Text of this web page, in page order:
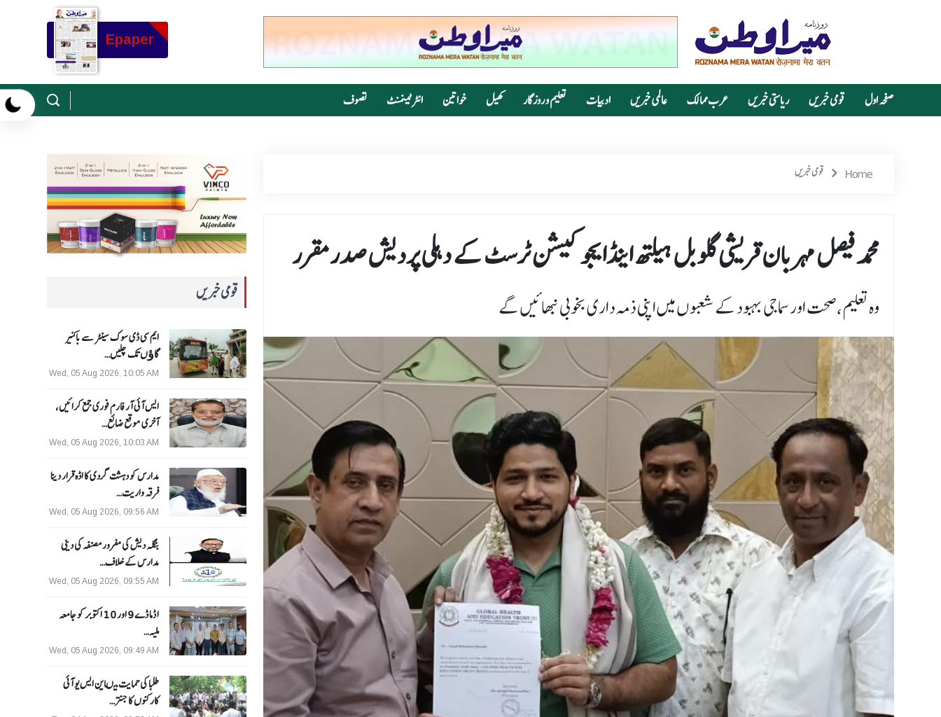
Epaper
صفحہ اول قومی خبریں ریاستی خبریں عرب ممالک عالمی خبریں ادبیات تعلیم و روزگار کھیل خواتین انٹرٹینمنٹ تصوف
قومی خبریں
ایم سی ڈی سوک سینٹر سے باکنیر
گاﺅں تک چلیں…
Wed, 05 Aug 2026, 10:05 AM
ایس آئی آر فارم فوری جمع کرائیں،
آخری موقع ضائع…
Wed, 05 Aug 2026, 10:03 AM
مدارس کو دہشت گردی کا اڈہ قرار دینا
فرقہ واریت…
Wed, 05 Aug 2026, 09:56 AM
بنگلہ دیش کی مفرور مصنفہ کی دینی
مدارس کے خلاف…
Wed, 05 Aug 2026, 09:55 AM
ا ڈما ڈے 9 اور 10 اکتوبر کو جامعہ
ملیہ…
Wed, 05 Aug 2026, 09:49 AM
طلبا کی حمایت میںاین ایس یو آئی
کارکنوں کا جنتر…
Home قومی خبریں
محمد فیصل مہر بان قریشی گلوبل ہیلتھ اینڈایجوکیشن ٹرسٹ کے دہلی پردیش صدرمقرر
وہ تعلیم،صحت اور سماجی بہبود کے شعبوں میں اپنی ذمہ داری بخوبی نبھائیں گے